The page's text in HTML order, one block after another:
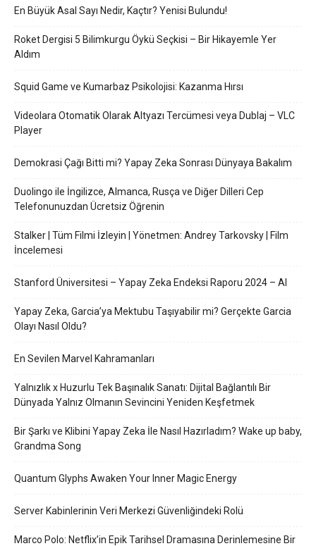
En Büyük Asal Sayı Nedir, Kaçtır? Yenisi Bulundu!
Roket Dergisi 5 Bilimkurgu Öykü Seçkisi – Bir Hikayemle Yer
Aldım
Squid Game ve Kumarbaz Psikolojisi: Kazanma Hırsı
Videolara Otomatik Olarak Altyazı Tercümesi veya Dublaj – VLC
Player
Demokrasi Çağı Bitti mi? Yapay Zeka Sonrası Dünyaya Bakalım
Duolingo ile İngilizce, Almanca, Rusça ve Diğer Dilleri Cep
Telefonunuzdan Ücretsiz Öğrenin
Stalker | Tüm Filmi İzleyin | Yönetmen: Andrey Tarkovsky | Film
İncelemesi
Stanford Üniversitesi – Yapay Zeka Endeksi Raporu 2024 – AI
Yapay Zeka, Garcia’ya Mektubu Taşıyabilir mi? Gerçekte Garcia
Olayı Nasıl Oldu?
En Sevilen Marvel Kahramanları
Yalnızlık x Huzurlu Tek Başınalık Sanatı: Dijital Bağlantılı Bir
Dünyada Yalnız Olmanın Sevincini Yeniden Keşfetmek
Bir Şarkı ve Klibini Yapay Zeka İle Nasıl Hazırladım? Wake up baby,
Grandma Song
Quantum Glyphs Awaken Your Inner Magic Energy
Server Kabinlerinin Veri Merkezi Güvenliğindeki Rolü
Marco Polo: Netflix’in Epik Tarihsel Dramasına Derinlemesine Bir